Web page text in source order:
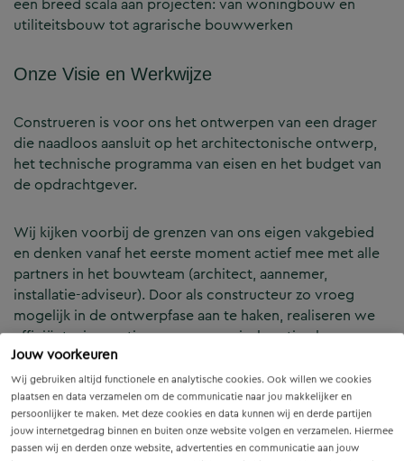
Jouw voorkeuren
Wij gebruiken altijd functionele en analytische cookies. Ook willen we cookies
plaatsen en data verzamelen om de communicatie naar jou makkelijker en
persoonlijker te maken. Met deze cookies en data kunnen wij en derde partijen
jouw internetgedrag binnen en buiten onze website volgen en verzamelen. Hiermee
passen wij en derden onze website, advertenties en communicatie aan jouw
een breed scala aan projecten: van woningbouw en
utiliteitsbouw tot agrarische bouwwerken
Onze Visie en Werkwijze
Construeren is voor ons het ontwerpen van een drager
die naadloos aansluit op het architectonische ontwerp,
het technische programma van eisen en het budget van
de opdrachtgever.
Wij kijken voorbij de grenzen van ons eigen vakgebied
en denken vanaf het eerste moment actief mee met alle
partners in het bouwteam (architect, aannemer,
installatie-adviseur). Door als constructeur zo vroeg
mogelijk in de ontwerpfase aan te haken, realiseren we
efficiënte, innovatieve en economisch optimale
constructies — voor zowel nieuwbouw als renovatie.
Onze Expertises en Activiteiten
B&Z Bouwtechniek verzorgt het volledige constructieve